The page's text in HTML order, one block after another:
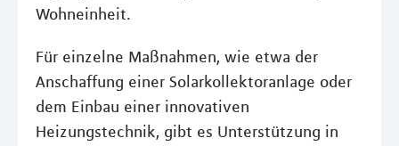
Wohneinheit.
Für einzelne Maßnahmen, wie etwa der
Anschaffung einer Solarkollektoranlage oder
dem Einbau einer innovativen
Heizungstechnik, gibt es Unterstützung in